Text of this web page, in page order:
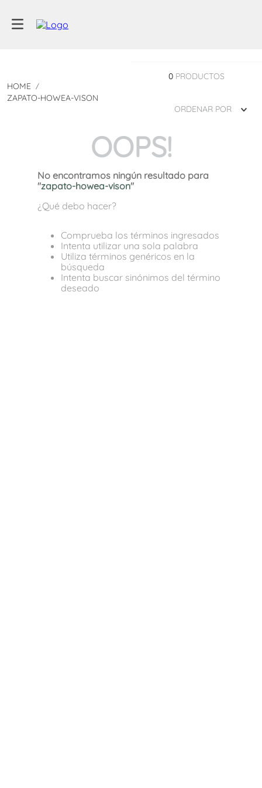
ZAPATO-HOWEA-VISON
0 PRODUCTOS
ORDENAR POR
OOPS!
No encontramos ningún resultado para
"zapato-howea-vison"
¿Qué debo hacer?
Comprueba los términos ingresados
Intenta utilizar una sola palabra
Utiliza términos genéricos en la
búsqueda
Intenta buscar sinónimos del término
deseado